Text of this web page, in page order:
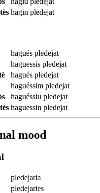
hagin pledejat
hagués pledejat
haguessis pledejat
hagués pledejat
haguéssim pledejat
haguéssiu pledejat
haguessin pledejat
mood
pledejaria
pledejaries